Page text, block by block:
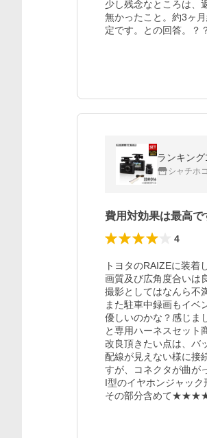
少し残念なところは、
無かったこと。約3ヶ
定です。との回答。？
シャチホ
費用対効果は最高で
4
トヨタのRAIZEに装着
画質及び広角度合いは
撮影としてはなんら不
また駐車中録画もイベ
優しいのかな？感じま
と専用ハーネスセット
改良頂きたい点は、バ
配線が見えない様に接
すが、コネクタが曲が
I型のイヤホンジャック
その部分含めて★★★★